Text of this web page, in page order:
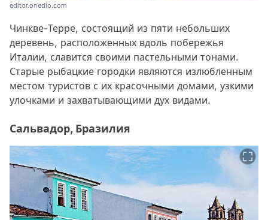
editor.onedio.com
Чинкве-Терре, состоящий из пяти небольших
деревень, расположенных вдоль побережья
Италии, славится своими пастельными тонами.
Старые рыбацкие городки являются излюбленным
местом туристов с их красочными домами, узкими
улочками и захватывающими дух видами.
Сальвадор, Бразилия